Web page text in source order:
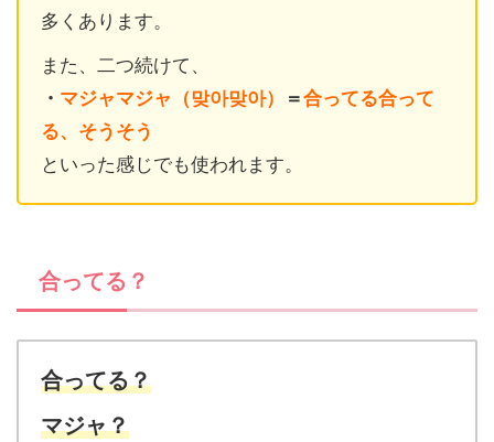
多くあります。
また、二つ続けて、
・ マジャマジャ（맞아맞아） ＝合ってる合って
る、そうそう
といった感じでも使われます。
合ってる？
合ってる？
マジャ？